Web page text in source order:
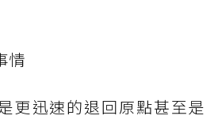
情
更迅速的退回原點甚至是